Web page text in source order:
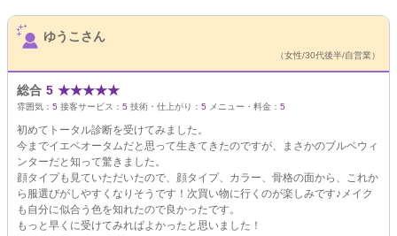
サロンPick Up
ゆうこさん
（女性/30代後半/自営業）
総合 5 ★★★★★
雰囲気： 5 接客サービス： 5 技術・仕上がり： 5 メニュー・料金： 5
初めてトータル診断を受けてみました。
今までイエベオータムだと思って生きてきたのですが、まさかのブルベウィ
ンターだと知って驚きました。
顔タイプも見ていただいたので、顔タイプ、カラー、骨格の面から、これか
ら服選びがしやすくなりそうです！次買い物に行くのが楽しみです♪メイク
も自分に似合う色を知れたので良かったです。
もっと早くに受けてみればよかったと思いました！